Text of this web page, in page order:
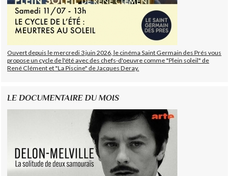
Ouvert depuis le mercredi 3 juin 2026, le cinéma Saint Germain des Prés vous
propose un cycle de l'été avec des chefs-d'oeuvre comme "Plein soleil" de
René Clément et "La Piscine" de Jacques Deray.
LE DOCUMENTAIRE DU MOIS